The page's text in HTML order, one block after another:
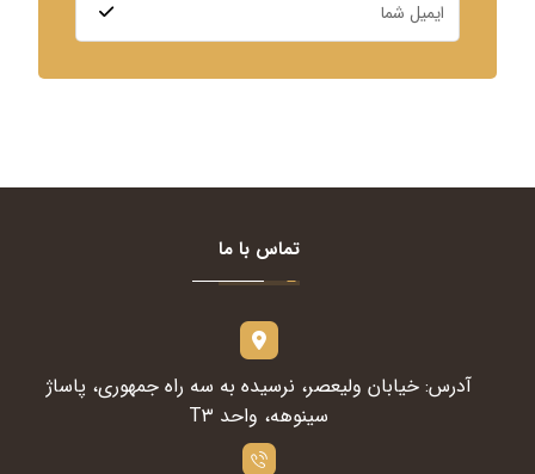
تماس با ما
آدرس: خیابان ولیعصر، نرسیده به سه راه جمهوری، پاساژ
سینوهه، واحد T۳